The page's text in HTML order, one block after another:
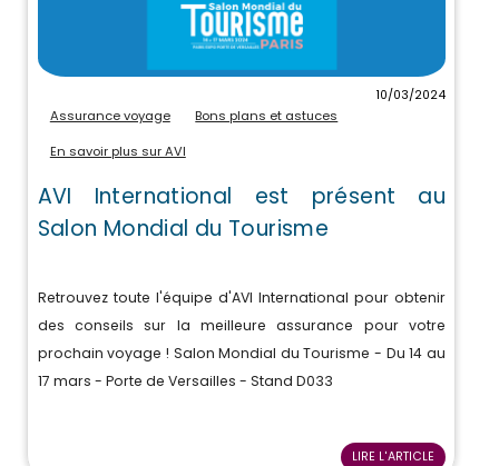
10/03/2024
Assurance voyage
Bons plans et astuces
En savoir plus sur AVI
AVI International est présent au
Salon Mondial du Tourisme
Retrouvez toute l'équipe d'AVI International pour obtenir
des conseils sur la meilleure assurance pour votre
prochain voyage ! Salon Mondial du Tourisme - Du 14 au
17 mars - Porte de Versailles - Stand D033
LIRE L'ARTICLE